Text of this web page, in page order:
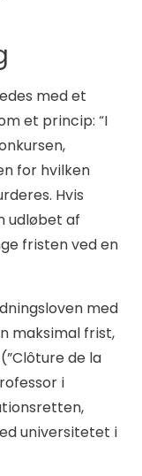
med et
et princip: “I
for hvilken
Hvis
udløbet af
fristen ved en
med
maksimal frist,
de la
i
universitetet i